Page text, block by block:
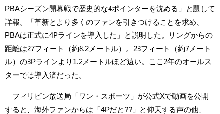
PBAシーズン開幕戦で歴史的な4ポインターを沈める」と題して
詳報。「革新とより多くのファンを引きつけることを求め、
PBAは正式に4Pラインを導入した」と説明した。リングからの
距離は27フィート（約8.2メートル）。23フィート（約7メート
ル）の3Pラインより1.2メートルほど遠い。ここ2年のオールス
ターでは導入済だった。
フィリピン放送局「ワン・スポーツ」が公式Xで動画を公開
すると、海外ファンからは「4Pだと??」と仰天する声の他、